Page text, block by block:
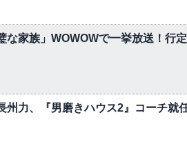
な家族」WOWOWで一挙放送！行
州力、『男磨きハウス2』コーチ就